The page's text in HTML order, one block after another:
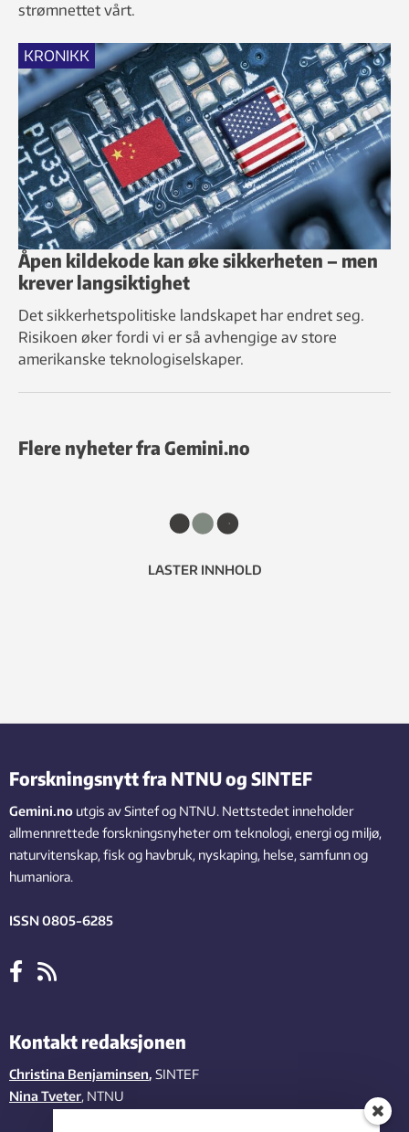
strømnettet vårt.
KRONIKK
Åpen kildekode kan øke sikkerheten – men
krever langsiktighet
Det sikkerhetspolitiske landskapet har endret seg.
Risikoen øker fordi vi er så avhengige av store
amerikanske teknologiselskaper.
Flere nyheter fra Gemini.no
LASTER INNHOLD
Forskningsnytt fra NTNU og SINTEF
Gemini.no utgis av Sintef og NTNU. Nettstedet inneholder
allmennrettede forskningsnyheter om teknologi, energi og miljø,
naturvitenskap, fisk og havbruk, nyskaping, helse, samfunn og
humaniora.
ISSN 0805-6285
Kontakt redaksjonen
Christina Benjaminsen, SINTEF
Nina Tveter, NTNU